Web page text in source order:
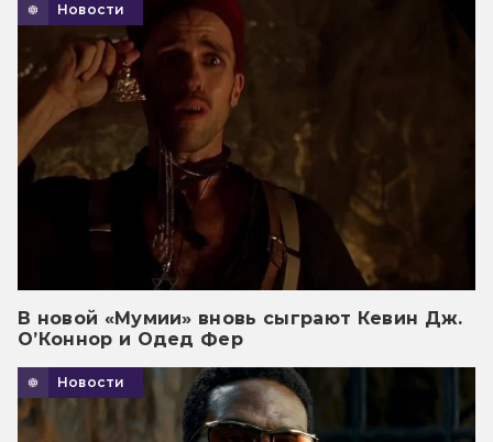
Новости
В новой «Мумии» вновь сыграют Кевин Дж.
О’Коннор и Одед Фер
Новости